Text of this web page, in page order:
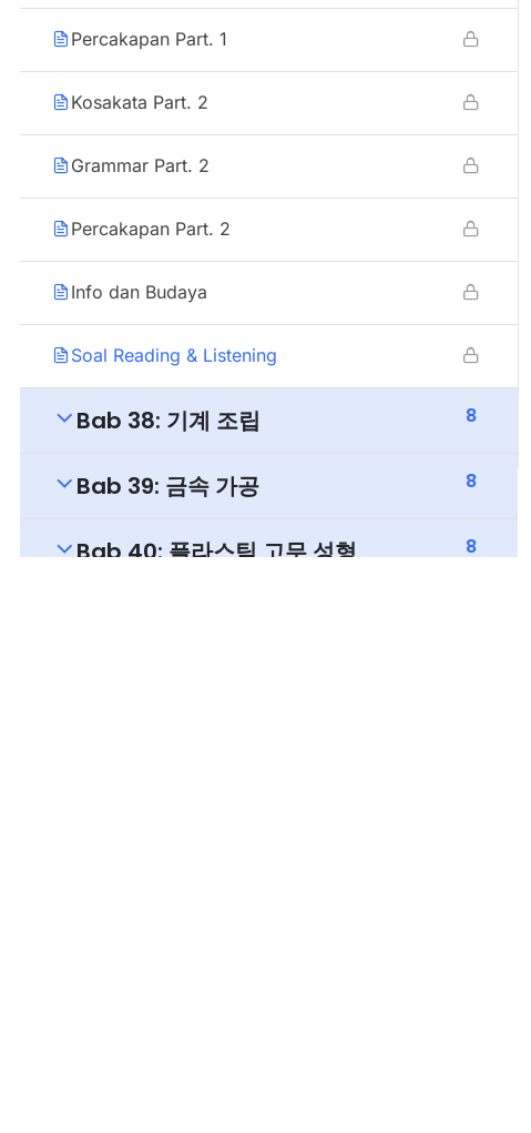
Percakapan Part. 1
Kosakata Part. 2
Grammar Part. 2
Percakapan Part. 2
Info dan Budaya
Soal Reading & Listening
Bab 38: 기계 조립 8
Bab 39: 금속 가공 8
Bab 40: 플라스틱 고무 성형 8